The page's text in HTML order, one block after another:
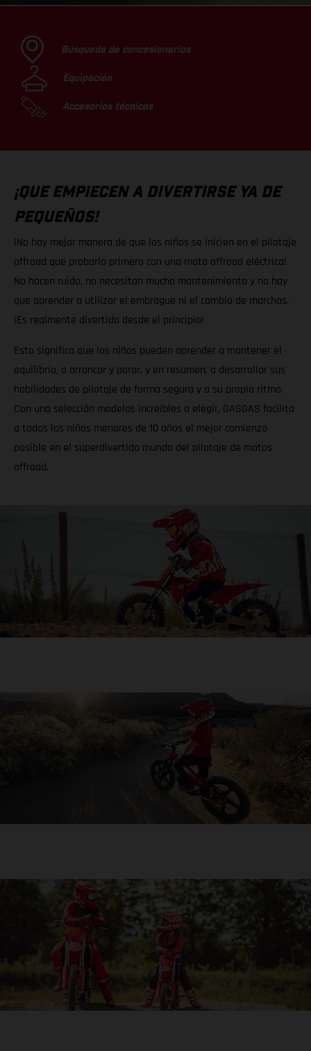
Búsqueda de concesionarios
Equipación
Accesorios técnicos
¡QUE EMPIECEN A DIVERTIRSE YA DE
PEQUEÑOS!
¡No hay mejor manera de que los niños se inicien en el pilotaje
offroad que probarlo primero con una moto offroad eléctrica!
No hacen ruido, no necesitan mucho mantenimiento y no hay
que aprender a utilizar el embrague ni el cambio de marchas.
¡Es realmente divertido desde el principio!
Esto significa que los niños pueden aprender a mantener el
equilibrio, a arrancar y parar, y en resumen, a desarrollar sus
habilidades de pilotaje de forma segura y a su propio ritmo.
Con una selección modelos increíbles a elegir, GASGAS facilita
a todos los niños menores de 10 años el mejor comienzo
posible en el superdivertido mundo del pilotaje de motos
offroad.